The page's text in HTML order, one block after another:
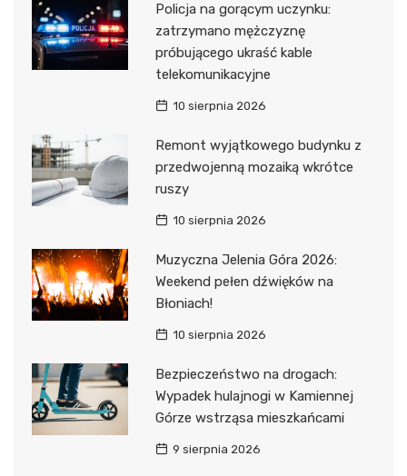
Policja na gorącym uczynku:
zatrzymano mężczyznę
próbującego ukraść kable
telekomunikacyjne
10 sierpnia 2026
Remont wyjątkowego budynku z
przedwojenną mozaiką wkrótce
ruszy
10 sierpnia 2026
Muzyczna Jelenia Góra 2026:
Weekend pełen dźwięków na
Błoniach!
10 sierpnia 2026
Bezpieczeństwo na drogach:
Wypadek hulajnogi w Kamiennej
Górze wstrząsa mieszkańcami
9 sierpnia 2026